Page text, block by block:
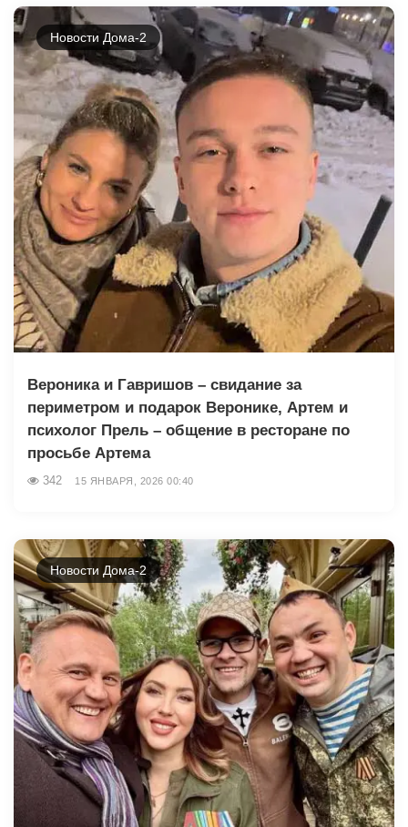
Новости Дома-2
Вероника и Гавришов – свидание за
периметром и подарок Веронике, Артем и
психолог Прель – общение в ресторане по
просьбе Артема
342 15 ЯНВАРЯ, 2026 00:40
Новости Дома-2